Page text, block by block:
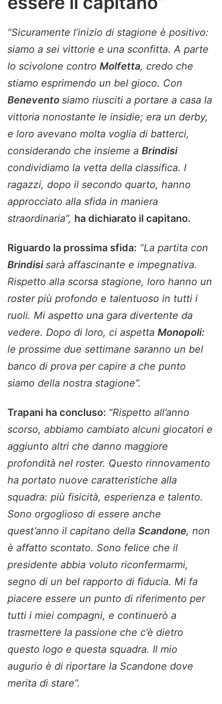
“Sicuramente l’inizio di stagione è positivo:
siamo a sei vittorie e una sconfitta. A parte
lo scivolone contro Molfetta, credo che
stiamo esprimendo un bel gioco. Con
Benevento siamo riusciti a portare a casa la
vittoria nonostante le insidie; era un derby,
e loro avevano molta voglia di batterci,
considerando che insieme a Brindisi
condividiamo la vetta della classifica. I
ragazzi, dopo il secondo quarto, hanno
approcciato alla sfida in maniera
straordinaria”, ha dichiarato il capitano.
Riguardo la prossima sfida: “La partita con
Brindisisarà affascinante e impegnativa.
Rispetto alla scorsa stagione, loro hanno un
roster più profondo e talentuoso in tutti i
ruoli. Mi aspetto una gara divertente da
vedere. Dopo di loro, ci aspetta Monopoli:
le prossime due settimane saranno un bel
banco di prova per capire a che punto
siamo della nostra stagione”.
Trapani ha concluso: “Rispetto all’anno
scorso, abbiamo cambiato alcuni giocatori e
aggiunto altri che danno maggiore
profondità nel roster. Questo rinnovamento
ha portato nuove caratteristiche alla
squadra: più fisicità, esperienza e talento.
Sono orgoglioso di essere anche
quest’anno il capitano della Scandone, non
è affatto scontato. Sono felice che il
presidente abbia voluto riconfermarmi,
segno di un bel rapporto di fiducia. Mi fa
piacere essere un punto di riferimento per
tutti i miei compagni, e continuerò a
trasmettere la passione che c’è dietro
questo logo e questa squadra. Il mio
augurio è di riportare la Scandone dove
merita di stare”.